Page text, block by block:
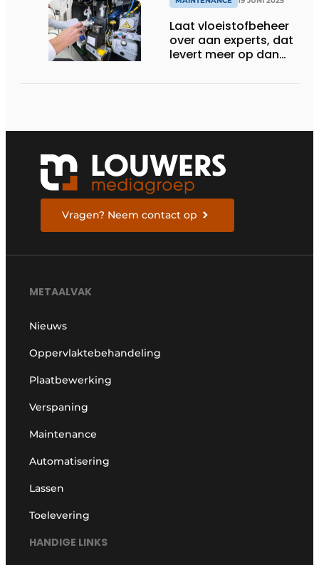
Laat vloeistofbeheer
over aan experts, dat
levert meer op dan
Vragen? Neem contact op
METAALVAK
Nieuws
Oppervlaktebehandeling
Plaatbewerking
Verspaning
Maintenance
Automatisering
Lassen
Toelevering
HANDIGE LINKS